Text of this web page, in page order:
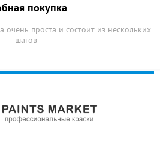
покупка
очень проста и состоит из нескольких
шагов